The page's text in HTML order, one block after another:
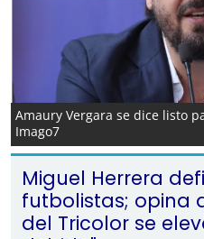
Amaury Vergara se dice listo
Imago7
Miguel Herrera
futbolistas; opina
del Tricolor se